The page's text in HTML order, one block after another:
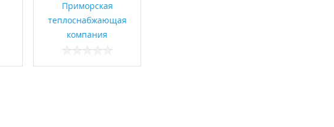
Приморская
теплоснабжающая
компания